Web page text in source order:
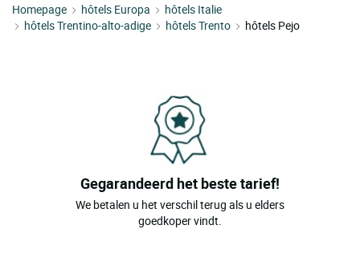
Homepage hôtels Europa
hôtels Italie
hôtels Trentino-alto-adige
hôtels Trento hôtels Pejo
Gegarandeerd het beste tarief!
We betalen u het verschil terug als u elders
goedkoper vindt.